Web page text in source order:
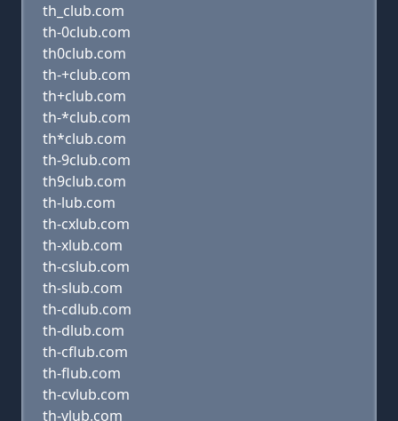
th_club.com
th-0club.com
th0club.com
th-+club.com
th+club.com
th-*club.com
th*club.com
th-9club.com
th9club.com
th-lub.com
th-cxlub.com
th-xlub.com
th-cslub.com
th-slub.com
th-cdlub.com
th-dlub.com
th-cflub.com
th-flub.com
th-cvlub.com
th-vlub.com